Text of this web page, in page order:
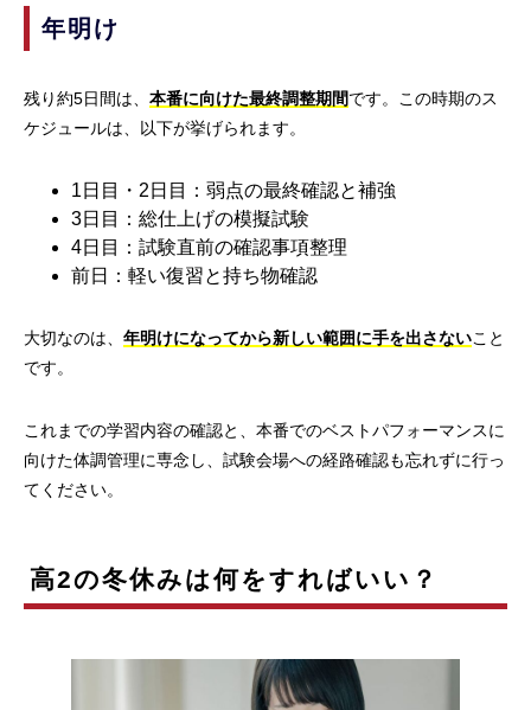
年明け
残り約5日間は、 本番に向けた最終調整期間です。この時期のス
ケジュールは、以下が挙げられます。
1日目・2日目：弱点の最終確認と補強
3日目：総仕上げの模擬試験
4日目：試験直前の確認事項整理
前日：軽い復習と持ち物確認
大切なのは、 年明けになってから新しい範囲に手を出さないこと
です。
これまでの学習内容の確認と、本番でのベストパフォーマンスに
向けた体調管理に専念し、試験会場への経路確認も忘れずに行っ
てください。
高2の冬休みは何をすればいい？